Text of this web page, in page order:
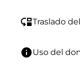
move_downTraslado
infoUso del